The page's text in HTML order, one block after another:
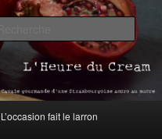
L’occasion fait le larron